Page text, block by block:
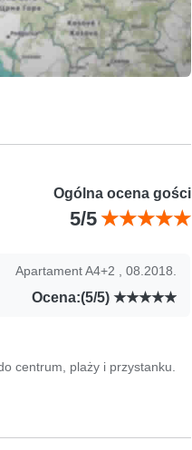
Ogólna ocena gości
5/5
Apartament A4+2 , 08.2018.
Ocena:(5/5)
centrum, plaży i przystanku.